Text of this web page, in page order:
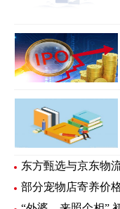
部分宠物店寄养价